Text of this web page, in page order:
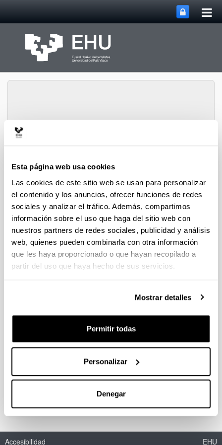
Esta página web usa cookies
Las cookies de este sitio web se usan para personalizar
el contenido y los anuncios, ofrecer funciones de redes
sociales y analizar el tráfico. Además, compartimos
información sobre el uso que haga del sitio web con
nuestros partners de redes sociales, publicidad y análisis
web, quienes pueden combinarla con otra información
que les haya proporcionado o que hayan recopilado a
partir del uso que haya hecho de sus servicios.
Mostrar detalles
Permitir todas
Personalizar
Denegar
Química Orgánica I
Departamento de Química
Orgánica I
Noticias
Nobel de Química 2013
1 2 3
Accesibilidad EHU